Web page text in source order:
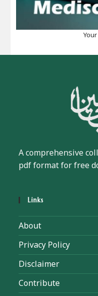
A comprehensive
pdf format for free
Links
About
Privacy Policy
Disclaimer
Contribute